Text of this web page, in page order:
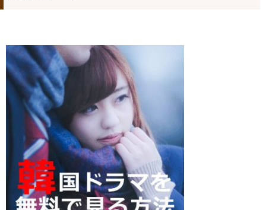
キム・テヒの弟イ・ワン♥イ・ボミ、今日（28日）結婚……
「ライフ・ オン・ マーズ」2019年11月2日TSUTAYAにて先行
レンタル開始！
(ENG SUB) Behind The Scene Hyun Bin 현빈❤️ 손예진 Son Ye
Jin-Crash Landing On You/ヒョンビン❤️ソンイェジン / エンジョイ❕
ユン・ギュンサン、番組にも登場した愛猫が急死…イ・ソンギ
ョンら同僚芸能人から慰めの言葉が続々 – Taka News
キム・レウォンの影絵遊び！？「黒騎士～永遠の約束～」メイ
キングを一部公開（DVD-SET2特典映像より）
「まず熱く掃除せよ」女優キム・ユジョン、「健康がとても回
復…痩せたのはソン・ジェリムのせい!? 」 (11/26)
【裏芸能】キムユジョンの熱愛彼氏はあの大物俳優
キム・ユジョン、美しいセルフショットで近況を伝える“会いた
いでしょ？” Big News TV